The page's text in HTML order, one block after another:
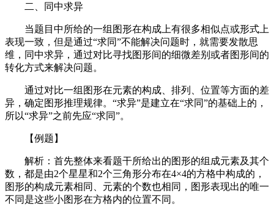
二、同中求异
当题目中所给的一组图形在构成上有很多相似点或形式上
表现一致，但是通过“求同”不能解决问题时，就需要发散思
维，同中求异，通过对比寻找图形间的细微差别或者图形间的
转化方式来解决问题。
通过对比一组图形在元素的构成、排列、位置等方面的差
异，确定图形推理规律。“求异”是建立在“求同”的基础上的，
所以“求异”之前先应“求同”。
【例题】
解析：首先整体来看题干所给出的图形的组成元素及其个
数，都是由2个星星和2个三角形分布在4×4的方格中构成的，
图形的构成元素相同、元素的个数也相同，图形表现出的唯一
不同是这些小图形在方格内的位置不同。